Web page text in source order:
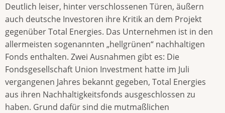
Deutlich leiser, hinter verschlossenen Türen, äußern
auch deutsche Investoren ihre Kritik an dem Projekt
gegenüber Total Energies. Das Unternehmen ist in den
allermeisten sogenannten „hellgrünen“ nachhaltigen
Fonds enthalten. Zwei Ausnahmen gibt es: Die
Fondsgesellschaft Union Investment hatte im Juli
vergangenen Jahres bekannt gegeben, Total Energies
aus ihren Nachhaltigkeitsfonds ausgeschlossen zu
haben. Grund dafür sind die mutmaßlichen